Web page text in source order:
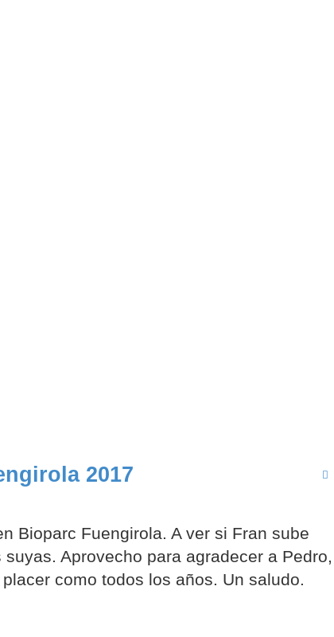
2017
Bioparc Fuengirola. A ver si Fran sube
Aprovecho para agradecer a Pedro,
como todos los años. Un saludo.